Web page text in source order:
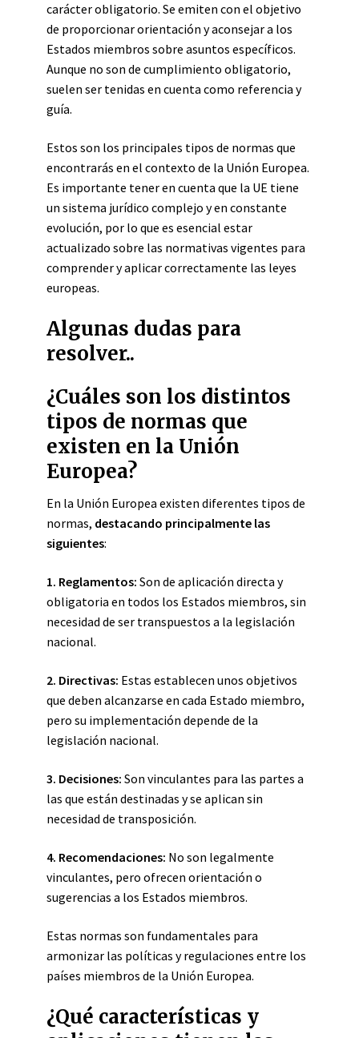
carácter obligatorio. Se emiten con el objetivo
de proporcionar orientación y aconsejar a los
Estados miembros sobre asuntos específicos.
Aunque no son de cumplimiento obligatorio,
suelen ser tenidas en cuenta como referencia y
guía.
Estos son los principales tipos de normas que
encontrarás en el contexto de la Unión Europea.
Es importante tener en cuenta que la UE tiene
un sistema jurídico complejo y en constante
evolución, por lo que es esencial estar
actualizado sobre las normativas vigentes para
comprender y aplicar correctamente las leyes
europeas.
Algunas dudas para
resolver..
¿Cuáles son los distintos
tipos de normas que
existen en la Unión
Europea?
En la Unión Europea existen diferentes tipos de
normas, destacando principalmente las
siguientes:
1. Reglamentos: Son de aplicación directa y
obligatoria en todos los Estados miembros, sin
necesidad de ser transpuestos a la legislación
nacional.
2. Directivas: Estas establecen unos objetivos
que deben alcanzarse en cada Estado miembro,
pero su implementación depende de la
legislación nacional.
3. Decisiones: Son vinculantes para las partes a
las que están destinadas y se aplican sin
necesidad de transposición.
4. Recomendaciones: No son legalmente
vinculantes, pero ofrecen orientación o
sugerencias a los Estados miembros.
Estas normas son fundamentales para
armonizar las políticas y regulaciones entre los
países miembros de la Unión Europea.
¿Qué características y